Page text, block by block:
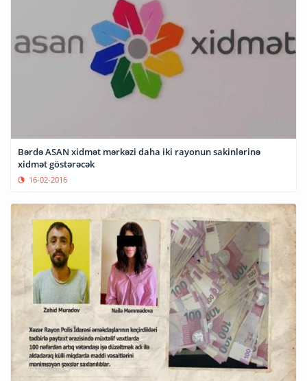
Bərdə ASAN xidmət mərkəzi daha iki rayonun sakinlərinə
xidmət göstərəcək
16-02-2016